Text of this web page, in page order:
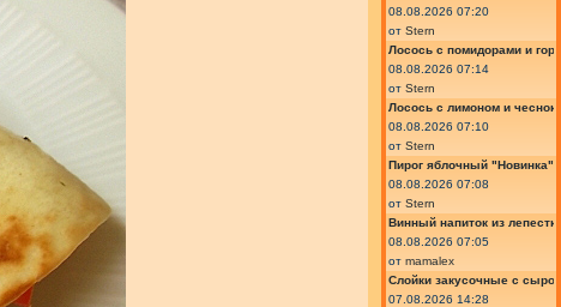
08.08.2026 07:20
от Stern
Лосось с помидорами и
08.08.2026 07:14
от Stern
Лосось с лимоном и
08.08.2026 07:10
от Stern
Пирог яблочный "Новинка"
08.08.2026 07:08
от Stern
Винный напиток из
08.08.2026 07:05
от mamalex
Слойки закусочные с
07.08.2026 14:28